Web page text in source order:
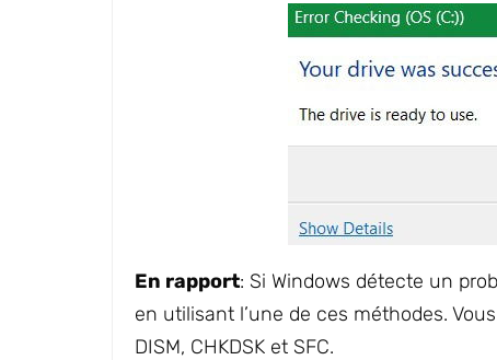
En rapport: Si Windows détecte un
en utilisant l’une de ces méthodes.
DISM, CHKDSK et SFC.